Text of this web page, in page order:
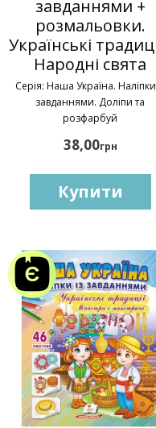
завданнями +
розмальовки.
Українські
Народні свята
Серія: Наша Україна. Наліпки
завданнями. Доліпи та
розфарбуй
38,00грн
Купити